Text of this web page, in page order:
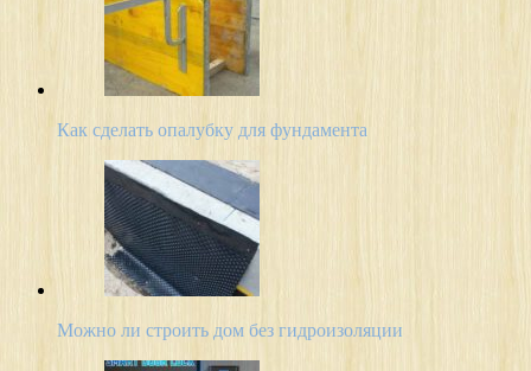
Как сделать опалубку для фундамента
Можно ли строить дом без гидроизоляции